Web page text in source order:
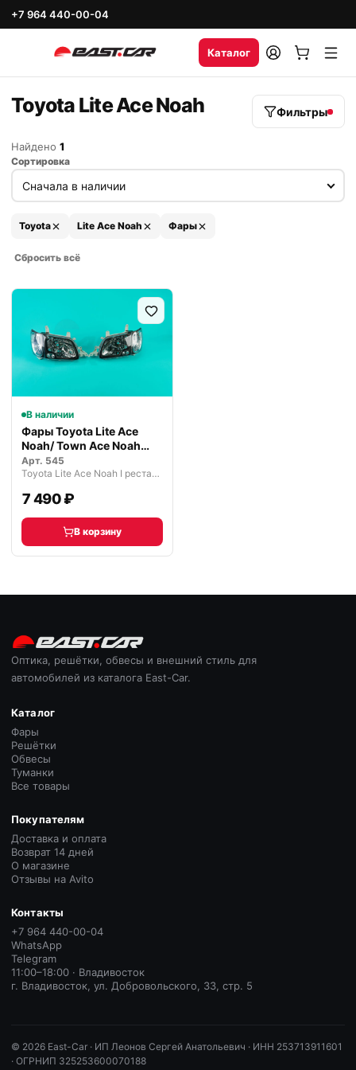
+7 964 440-00-04
Каталог
Toyota Lite Ace Noah Фильтры
Найдено 1
Сортировка
Toyota Lite Ace Noah Фары
Сбросить всё
В наличии
Фары Toyota Lite Ace
Noah/ Town Ace Noah
1998-2001
Арт. 545
Toyota Lite Ace Noah I рестайлинг (1998—2001)
7 490 ₽
В корзину
Оптика, решётки, обвесы и внешний стиль для
автомобилей из каталога East-Car.
Каталог
Фары
Решётки
Обвесы
Туманки
Все товары
Покупателям
Доставка и оплата
Возврат 14 дней
О магазине
Отзывы на Avito
Контакты
+7 964 440-00-04
WhatsApp
Telegram
11:00–18:00 · Владивосток
г. Владивосток, ул. Добровольского, 33, стр. 5
© 2026 East-Car · ИП Леонов Сергей Анатольевич · ИНН 253713911601
· ОГРНИП 325253600070188